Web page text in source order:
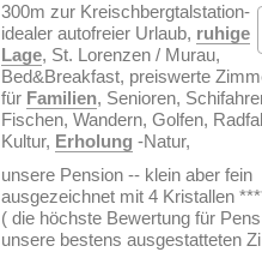
300m zur Kreischbergtalstation-
idealer autofreier Urlaub, ruhige
Lage, St. Lorenzen / Murau,
Bed&Breakfast, preiswerte
für Familien, Senioren,
Fischen, Wandern, Golfen,
Kultur, Erholung -Natur,
unsere Pension -- klein aber fein
ausgezeichnet mit 4 Kristallen
( die höchste Bewertung für
unsere bestens ausgestatteten